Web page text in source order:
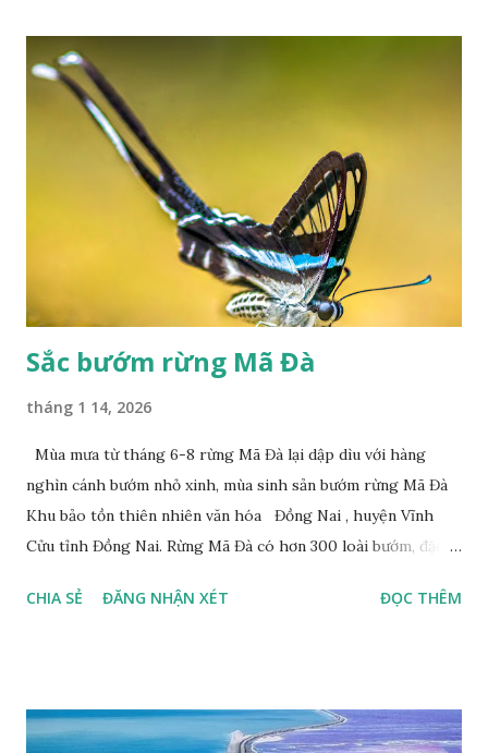
Sắc bướm rừng Mã Đà
tháng 1 14, 2026
Mùa mưa từ tháng 6-8 rừng Mã Đà lại dập dìu với hàng
nghìn cánh bướm nhỏ xinh, mùa sinh sản bướm rừng Mã Đà
Khu bảo tồn thiên nhiên văn hóa Đồng Nai , huyện Vĩnh
Cửu tỉnh Đồng Nai. Rừng Mã Đà có hơn 300 loài bướm, đặc
đuôi trắng (Lamproptera curius) đặc trưng là cái đuôi dài
Happy Việt Nam 2024 Vietnam.vn
CHIA SẺ ĐĂNG NHẬN XÉT ĐỌC THÊM